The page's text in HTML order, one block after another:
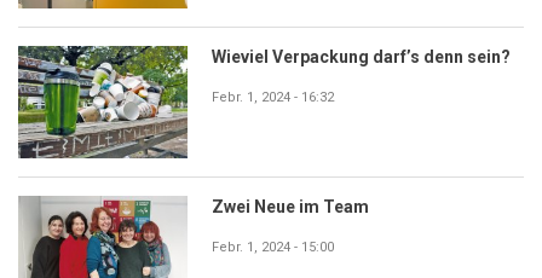
Wieviel Verpackung darf’s denn sein?
Febr. 1, 2024 - 16:32
Zwei Neue im Team
Febr. 1, 2024 - 15:00